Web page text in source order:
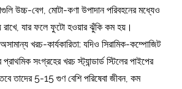
উচ্চ-বেগ, মোটা-কণা উপাদান পরিবহনের মধ্যেও
যার ফলে ফুটো হওয়ার ঝুঁকি কম হয়।
খরচ-কার্যকারিতা: যদিও সিরামিক-কম্পোজিট
সংগ্রহের খরচ স্ট্যান্ডার্ড স্টিলের পাইপের
তাদের 5-15 গুণ বেশি পরিষেবা জীবন, কম